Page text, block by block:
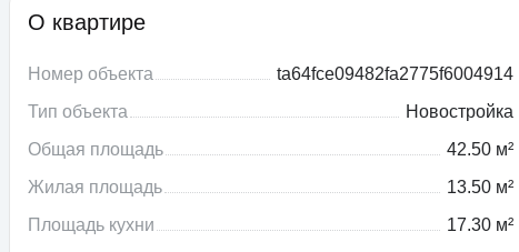
О квартире
Номер объекта
ta64fce09482fa2775f6004914
Тип объекта
Новостройка
Общая площадь
42.50 м²
Жилая площадь
13.50 м²
Площадь кухни
17.30 м²